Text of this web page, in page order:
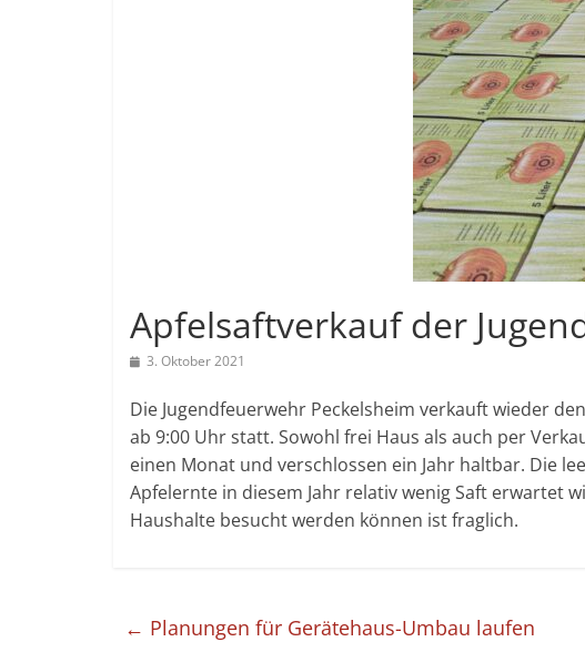
Apfelsaftverkauf der
3. Oktober 2021
Die Jugendfeuerwehr Peckelsheim verkauft wieder
ab 9:00 Uhr statt. Sowohl frei Haus als auch per
einen Monat und verschlossen ein Jahr haltbar. Die
Apfelernte in diesem Jahr relativ wenig Saft erwartet
Haushalte besucht werden können ist fraglich.
← Planungen für Gerätehaus-Umbau laufen